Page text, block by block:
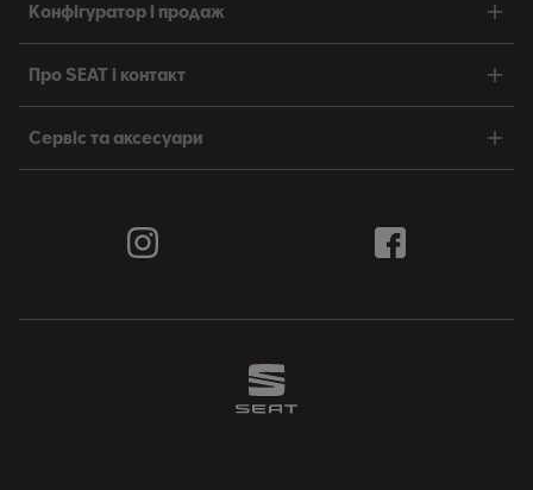
Конфігуратор і продаж
Про SEAT і контакт
Сервіс та аксесуари